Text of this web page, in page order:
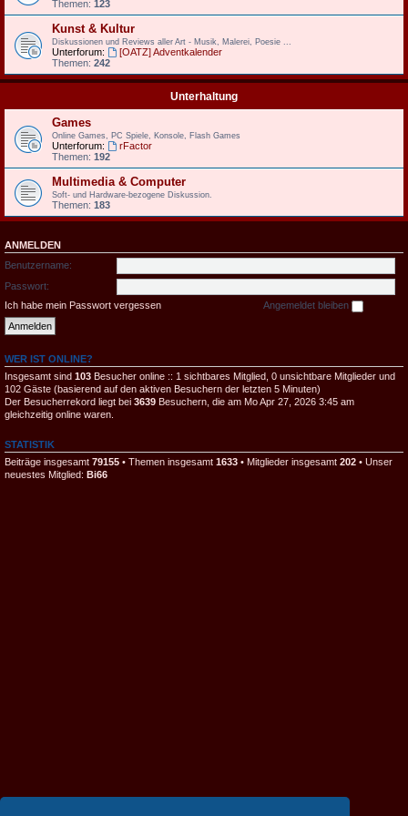
Themen: 123
Kunst & Kultur
Diskussionen und Reviews aller Art - Musik, Malerei, Poesie ...
Unterforum:
[OATZ] Adventkalender
Themen: 242
Unterhaltung
Games
Online Games, PC Spiele, Konsole, Flash Games
Unterforum:
rFactor
Themen: 192
Multimedia & Computer
Soft- und Hardware-bezogene Diskussion.
Themen: 183
ANMELDEN
Benutzername:
Passwort:
Ich habe mein Passwort vergessen
Angemeldet bleiben
WER IST ONLINE?
Insgesamt sind 103 Besucher online :: 1 sichtbares Mitglied, 0 unsichtbare Mitglieder und
102 Gäste (basierend auf den aktiven Besuchern der letzten 5 Minuten)
Der Besucherrekord liegt bei 3639 Besuchern, die am Mo Apr 27, 2026 3:45 am
gleichzeitig online waren.
STATISTIK
Beiträge insgesamt 79155 • Themen insgesamt 1633 • Mitglieder insgesamt 202 • Unser
neuestes Mitglied: Bi66